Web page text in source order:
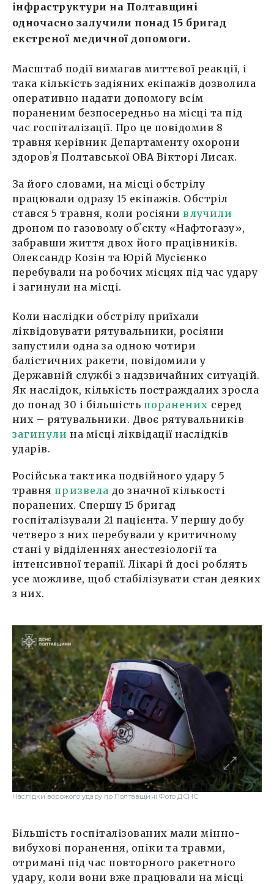
інфраструктури на Полтавщині
одночасно залучили понад 15 бригад
екстреної медичної допомоги.
Масштаб події вимагав миттєвої реакції, і
така кількість задіяних екіпажів дозволила
оперативно надати допомогу всім
пораненим безпосередньо на місці та під
час госпіталізації. Про це повідомив 8
травня керівник Департаменту охорони
здоровʼя Полтавської ОВА Вікторі Лисак.
За його словами, на місці обстрілу
працювали одразу 15 екіпажів. Обстріл
стався 5 травня, коли росіянивлучили
дроном по газовому обʼєкту «Нафтогазу»,
забравши життя двох його працівників.
Олександр Козін та Юрій Мусієнко
перебували на робочих місцях під час удару
і загинули на місці.
Коли наслідки обстрілу приїхали
ліквідовувати рятувальники, росіяни
запустили одна за одною чотири
балістичних ракети, повідомили у
Державній службі з надзвичайних ситуацій.
Як наслідок, кількість постраждалих зросла
до понад 30 і більшість поранених серед
них – рятувальники. Двоє рятувальників
загинули на місці ліквідації наслідків
ударів.
Російська тактика подвійного удару 5
травняпризвела до значної кількості
поранених. Спершу 15 бригад
госпіталізували 21 пацієнта. У першу добу
четверо з них перебували у критичному
стані у відділеннях анестезіології та
інтенсивної терапії. Лікарі й досі роблять
усе можливе, щоб стабілізувати стан деяких
з них.
Наслідки ворожого удару по Полтавщині Фото ДСНС
Більшість госпіталізованих мали мінно-
вибухові поранення, опіки та травми,
отримані під час повторного ракетного
удару, коли вони вже працювали на місці